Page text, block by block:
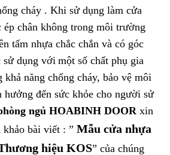
cháy . Khi sử dụng làm cửa
chân không trong môi trường
tấm nhựa chắc chắn và có góc
dụng với một số chất phụ gia
năng chống cháy, bảo vệ môi
hưởng đến sức khỏe cho người sử
ngủ HOABINH DOOR xin
bài viết : ” Mẫu cửa nhựa
hiệu KOS” của chúng